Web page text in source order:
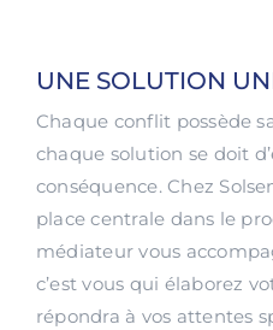
UNE SOLUTION
Chaque conflit possède
chaque solution se doit
conséquence. Chez
place centrale dans le
médiateur vous
c’est vous qui élaborez
répondra à vos attentes